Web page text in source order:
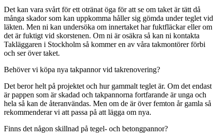
Det kan vara svårt för ett otränat öga för att se om taket är tätt då
många skador som kan uppkomma håller sig gömda under teglet vid
läkten. Men ni kan undersöka om innertaket har fuktfläckar eller om
det är fuktigt vid skorstenen. Om ni är osäkra så kan ni kontakta
Takläggaren i Stockholm så kommer en av våra takmontörer förbi
och ser över taket.
Behöver vi köpa nya takpannor vid takrenovering?
Det beror helt på projektet och hur gammalt teglet är. Om det endast
är pappen som är skadad och takpannorna fortfarande är unga och
hela så kan de återanvändas. Men om de är över femton år gamla så
rekommenderar vi att passa på att lägga om nya.
Finns det någon skillnad på tegel- och betongpannor?